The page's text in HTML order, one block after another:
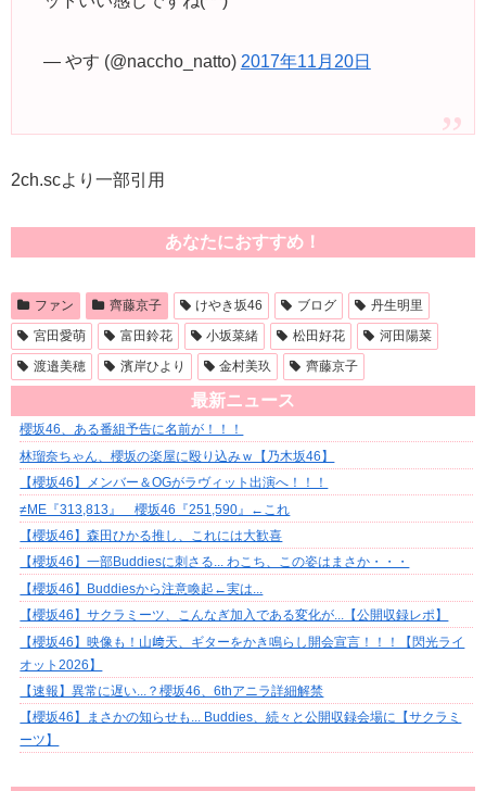
— やす (@naccho_natto) 2017年11月20日
2ch.scより一部引用
あなたにおすすめ！
ファン 齊藤京子 けやき坂46 ブログ
丹生明里
宮田愛萌
富田鈴花 小坂菜緒 松田好花
河田陽菜
渡邉美穂
濱岸ひより 金村美玖 齊藤京子
最新ニュース
櫻坂46、ある番組予告に名前が！！！
林瑠奈ちゃん、櫻坂の楽屋に殴り込みｗ【乃木坂46】
【櫻坂46】メンバー＆OGがラヴィット出演へ！！！
≠ME『313,813』 櫻坂46『251,590』←これ
【櫻坂46】森田ひかる推し、これには大歓喜
【櫻坂46】一部Buddiesに刺さる... わこち、この姿はまさか・・・
【櫻坂46】Buddiesから注意喚起←実は...
【櫻坂46】サクラミーツ、こんなぎ加入である変化が...【公開収録レポ】
【櫻坂46】映像も！山﨑天、ギターをかき鳴らし開会宣言！！！【閃光ライ
オット2026】
【速報】異常に遅い...？櫻坂46、6thアニラ詳細解禁
【櫻坂46】まさかの知らせも... Buddies、続々と公開収録会場に【サクラミ
ーツ】